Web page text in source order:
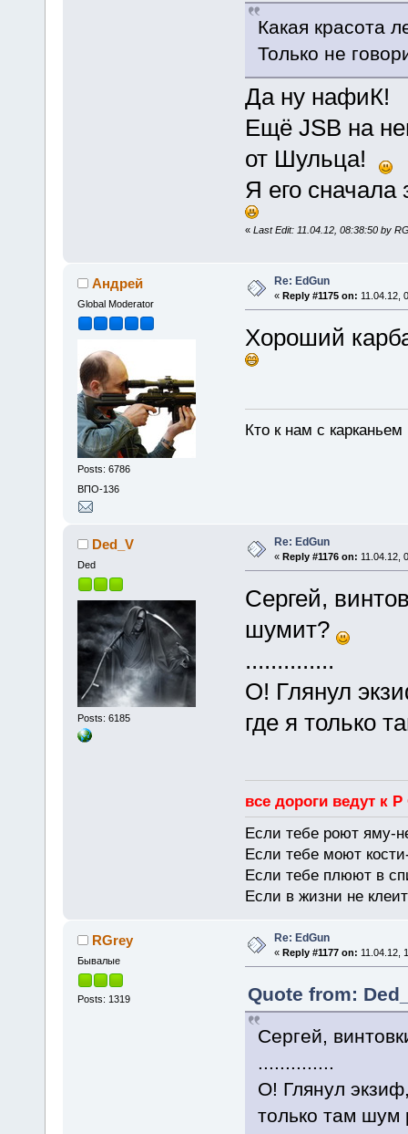
Какая красота
Только не
Да ну нафиК!
Ещё JSB на
от Шульца!
Я его
« Last Edit: 11.04.12, 08:38:50 by
Андрей
Global Moderator
Posts: 6786
ВПО-136
Re: EdGun
« Reply #1175 on: 11.04.12,
Хороший
Кто к нам с
Ded_V
Ded
Posts: 6185
Re: EdGun
« Reply #1176 on: 11.04.12,
Сергей,
шумит?
..............
О! Глянул
где я только
все дороги ведут к
Если тебе роют яму-
Если тебе моют
Если тебе плюют в
Если в жизни не
RGrey
Бывалые
Posts: 1319
Re: EdGun
« Reply #1177 on: 11.04.12,
Quote from:
Сергей,
О! Глянул
только там